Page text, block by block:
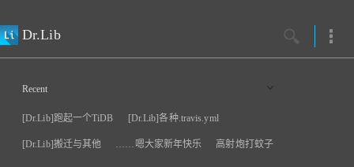
Dr.Lib
Recent
[Dr.Lib]跑起一个TiDB [Dr.Lib]各种.travis.yml
[Dr.Lib]搬迁与其他 ……嗯大家新年快乐 高射炮打蚊子